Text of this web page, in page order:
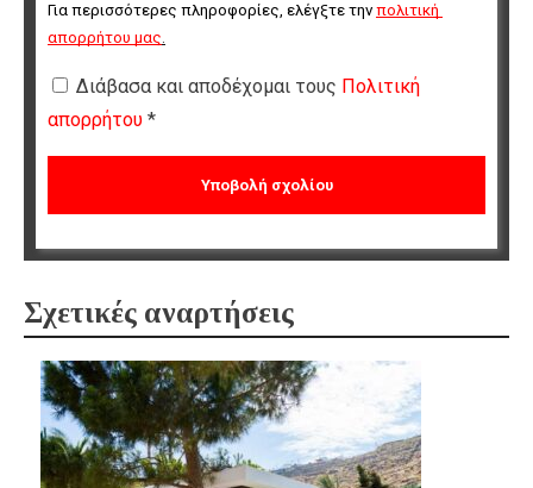
Για περισσότερες πληροφορίες, ελέγξτε την πολιτική
απορρήτου μας.
Διάβασα και αποδέχομαι τους Πολιτική
απορρήτου *
Σχετικές αναρτήσεις